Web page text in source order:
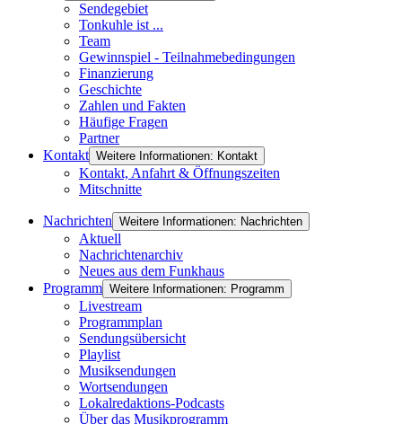
Sendegebiet
Tonkuhle ist ...
Team
Gewinnspiel - Teilnahmebedingungen
Finanzierung
Geschichte
Zahlen und Fakten
Häufige Fragen
Partner
Kontakt Weitere Informationen: Kontakt
Kontakt, Anfahrt & Öffnungszeiten
Mitschnitte
Nachrichten Weitere Informationen: Nachrichten
Aktuell
Nachrichtenarchiv
Neues aus dem Funkhaus
Programm Weitere Informationen: Programm
Livestream
Programmplan
Sendungsübersicht
Playlist
Musiksendungen
Wortsendungen
Lokalredaktions-Podcasts
Über das Musikprogramm